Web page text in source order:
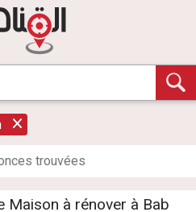
s trouvées
Maison à rénover à Bab